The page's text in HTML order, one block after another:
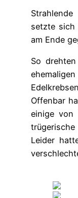
setzte sich
am Ende
So
Offenbar
einige von
Leider